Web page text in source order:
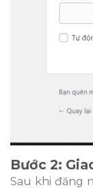
Bước 2:
Sau khi đăng